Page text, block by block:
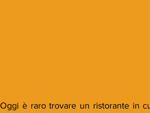
Oggi è raro trovare un ristorante in